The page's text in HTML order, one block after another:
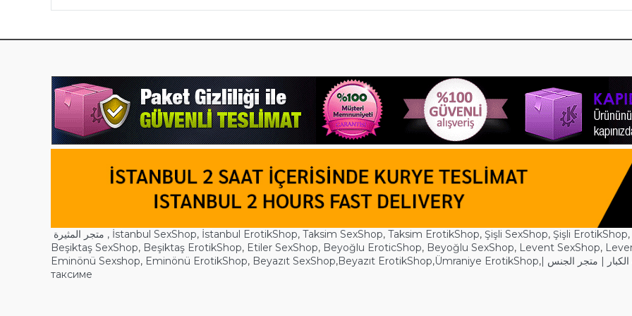
متجر المثيرة , İstanbul SexShop, İstanbul ErotikShop, Taksim SexShop, Taksim ErotikShop, Şişli SexShop, Şişli ErotikShop,
Beşiktaş SexShop, Beşiktaş ErotikShop, Etiler SexShop, Beyoğlu EroticShop, Beyoğlu SexShop, Levent SexShop,
Eminönü Sexshop, Eminönü ErotikShop, Beyazıt SexShop,Beyazıt ErotikShop,Ümraniye ErotikShop, الكبار | متجر الجنس
таксиме